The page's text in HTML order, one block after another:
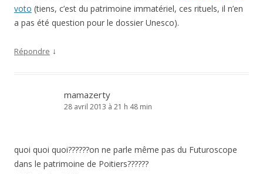
voto (tiens, c’est du patrimoine immatériel, ces rituels, il n’en
a pas été question pour le dossier Unesco).
Répondre ↓
mamazerty
28 avril 2013 à 21 h 48 min
quoi quoi quoi??????on ne parle même pas du Futuroscope
dans le patrimoine de Poitiers??????